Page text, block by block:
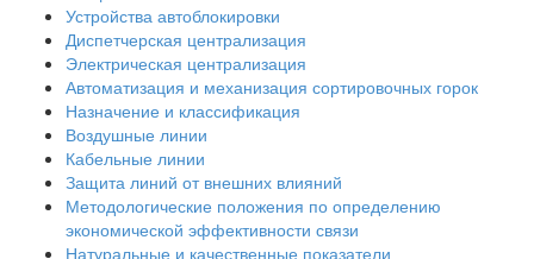
Устройства автоблокировки
Диспетчерская централизация
Электрическая централизация
Автоматизация и механизация сортировочных горок
Назначение и классификация
Воздушные линии
Кабельные линии
Защита линий от внешних влияний
Методологические положения по определению
экономической эффективности связи
Натуральные и качественные показатели